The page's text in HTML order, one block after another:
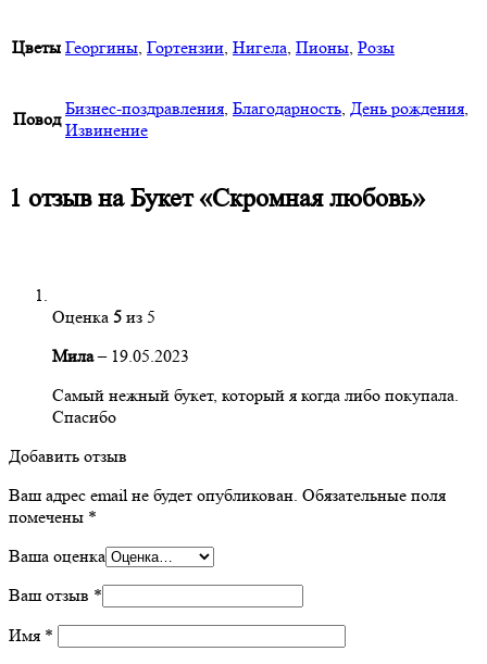
Цветы Георгины, Гортензии, Нигела, Пионы, Розы
Повод
Бизнес-поздравления, Благодарность, День рождения,
Извинение
1 отзыв наБукет «Скромная любовь»
Оценка 5 из 5
Мила – 19.05.2023
Самый нежный букет, который я когда либо покупала.
Спасибо
Добавить отзыв
Ваш адрес email не будет опубликован. Обязательные поля
помечены *
Ваша оценка
Ваш отзыв *
Имя *